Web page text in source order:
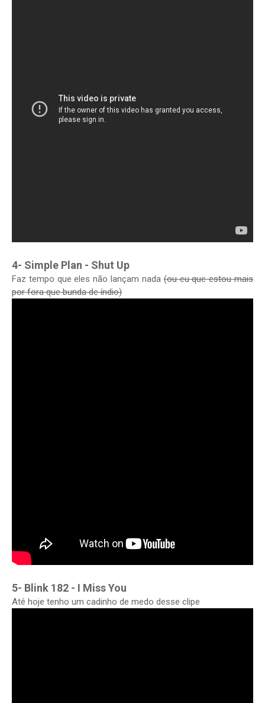
4- Simple Plan - Shut Up
Faz tempo que eles não lançam nada(ou eu que estou mais
por fora que bunda de índio)
5- Blink 182 - I Miss You
Até hoje tenho um cadinho de medo desse clipe